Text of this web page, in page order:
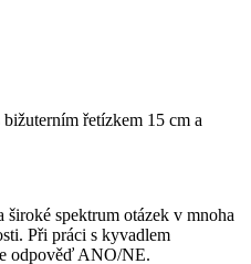
řetízkem 15 cm a
spektrum otázek v mnoha
Při práci s kyvadlem
odpověď ANO/NE.